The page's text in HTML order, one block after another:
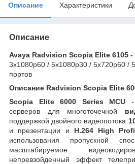
Описание Характеристики
Описание
Avaya Radvision Scopia Elite 6105 -
3x1080p60 / 5x1080p30 / 5x720p60 /
портов
Описание Radvision Scopia Elite
Scopia Elite 6000 Series MCU -
серверов для многоточечной
поддержкой двойного видеопотока
и презентации и H.264 High
использования пропускной
масштабируемое
непревзойденный эффект